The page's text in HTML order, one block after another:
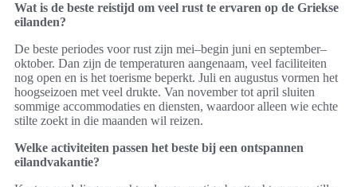
Wat is de beste reistijd om veel rust te ervaren op de Griekse
eilanden?
De beste periodes voor rust zijn mei–begin juni en september–
oktober. Dan zijn de temperaturen aangenaam, veel faciliteiten
nog open en is het toerisme beperkt. Juli en augustus vormen het
hoogseizoen met veel drukte. Van november tot april sluiten
sommige accommodaties en diensten, waardoor alleen wie echte
stilte zoekt in die maanden wil reizen.
Welke activiteiten passen het beste bij een ontspannen
eilandvakantie?